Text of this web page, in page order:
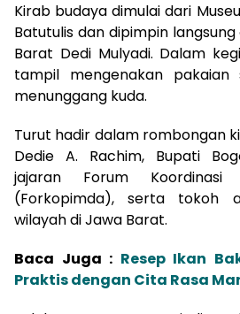
Kirab budaya dimulai dari
Batutulis dan dipimpin
Barat Dedi Mulyadi. Dalam
tampil mengenakan
menunggang kuda.
Turut hadir dalam rombongan
Dedie A. Rachim, Bupati
jajaran Forum Koordinasi
(Forkopimda), serta tokoh
wilayah di Jawa Barat.
Baca Juga : Resep Ikan
Praktis dengan Cita Rasa